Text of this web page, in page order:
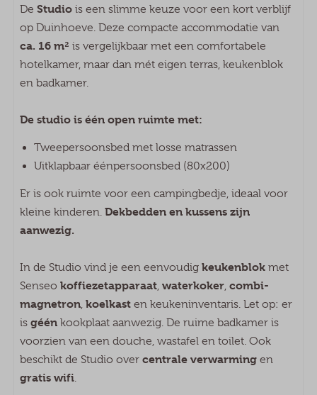
Eethoek
Keuken
Kitchenette
Koelkast met vriesvak
Senseo koffiezetapparaat
Combi magnetron
Slaapkamer
Tweepersoonsbed: 1
Kussen & dekbed aanwezig
Faciliteiten op Recreatiepark
Duinhoeve
Fietsverhuur
De Studio is een slimme keuze voor een kort verblijf
op Duinhoeve. Deze compacte accommodatie van
ca. 16 m² is vergelijkbaar met een comfortabele
hotelkamer, maar dan mét eigen terras, keukenblok
en badkamer.
De studio is één open ruimte met:
Tweepersoonsbed met losse matrassen
Uitklapbaar éénpersoonsbed (80x200)
Er is ook ruimte voor een campingbedje, ideaal voor
kleine kinderen. Dekbedden en kussens zijn
aanwezig.
In de Studio vind je een eenvoudig keukenblok met
Senseo koffiezetapparaat, waterkoker, combi-
magnetron, koelkast en keukeninventaris. Let op: er
is géén kookplaat aanwezig. De ruime badkamer is
voorzien van een douche, wastafel en toilet. Ook
beschikt de Studio over centrale verwarming en
gratis wifi.